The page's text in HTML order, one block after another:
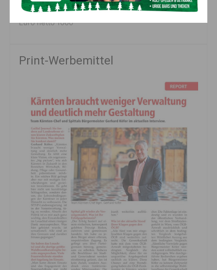
Kosten
Euro netto 1000
Print-Werbemittel